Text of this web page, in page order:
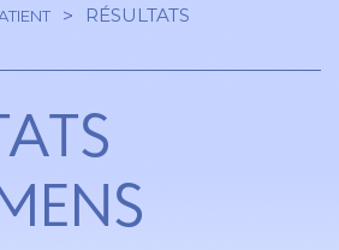
RÉSULTATS